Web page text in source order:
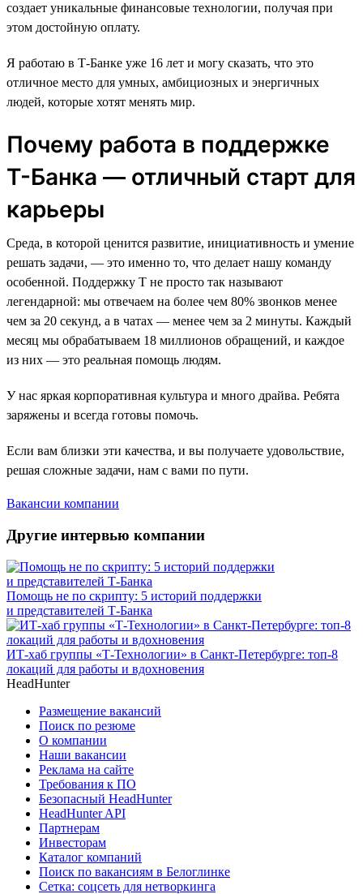
создает уникальные финансовые технологии, получая при
этом достойную оплату.
Я работаю в Т-Банке уже 16 лет и могу сказать, что это
отличное место для умных, амбициозных и энергичных
людей, которые хотят менять мир.
Почему работа в поддержке
Т-Банка — отличный старт для
карьеры
Среда, в которой ценится развитие, инициативность и умение
решать задачи, — это именно то, что делает нашу команду
особенной. Поддержку Т не просто так называют
легендарной: мы отвечаем на более чем 80% звонков менее
чем за 20 секунд, а в чатах — менее чем за 2 минуты. Каждый
месяц мы обрабатываем 18 миллионов обращений, и каждое
из них — это реальная помощь людям.
У нас яркая корпоративная культура и много драйва. Ребята
заряжены и всегда готовы помочь.
Если вам близки эти качества, и вы получаете удовольствие,
решая сложные задачи, нам с вами по пути.
Вакансии компании
Другие интервью компании
Помощь не по скрипту: 5 историй поддержки
и представителей Т-Банка
ИТ-хаб группы «Т-Технологии» в Санкт-Петербурге: топ-8
локаций для работы и вдохновения
HeadHunter
Размещение вакансий
Поиск по резюме
О компании
Наши вакансии
Реклама на сайте
Требования к ПО
Безопасный HeadHunter
HeadHunter API
Партнерам
Инвесторам
Каталог компаний
Поиск по вакансиям в Белоглинке
Сетка: соцсеть для нетворкинга